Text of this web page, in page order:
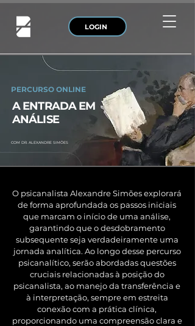
LOGIN
PERCURSO ONLINE
COM DR. ALEXANDRE SIMÕES
A ENTRADA EM
ANÁLISE
O psicanalista Alexandre Simões explorará
de forma aprofundada os passos iniciais
que marcam o início de uma análise,
garantindo que o desdobramento
subsequente seja verdadeiramente uma
jornada analítica. Ao longo desse percurso
psicanalítico, serão abordadas questões
cruciais relacionadas à posição do
psicanalista, ao manejo da transferência e
à interpretação, sempre em estreita
conexão com a prática clínica,
proporcionando uma compreensão clara e